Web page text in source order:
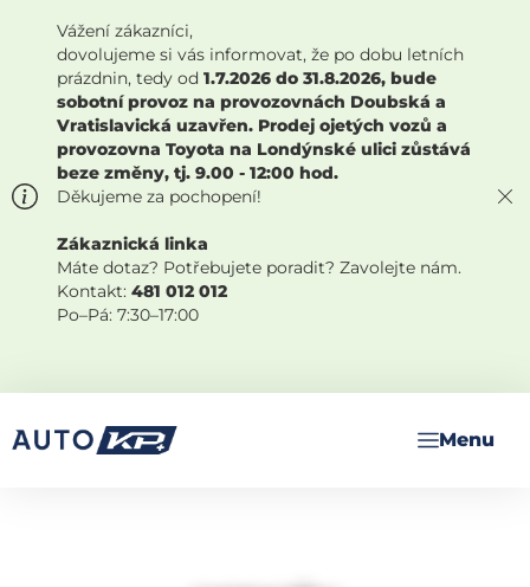
Vážení zákazníci,
dovolujeme si vás informovat, že po dobu letních
prázdnin, tedy od 1.7.2026 do 31.8.2026, bude
sobotní provoz na provozovnách Doubská a
Vratislavická uzavřen. Prodej ojetých vozů a
provozovna Toyota na Londýnské ulici zůstává
beze změny, tj. 9.00 - 12:00 hod.
Děkujeme za pochopení!
Zákaznická linka
Máte dotaz? Potřebujete poradit? Zavolejte nám.
Kontakt: 481 012 012
Po–Pá: 7:30–17:00